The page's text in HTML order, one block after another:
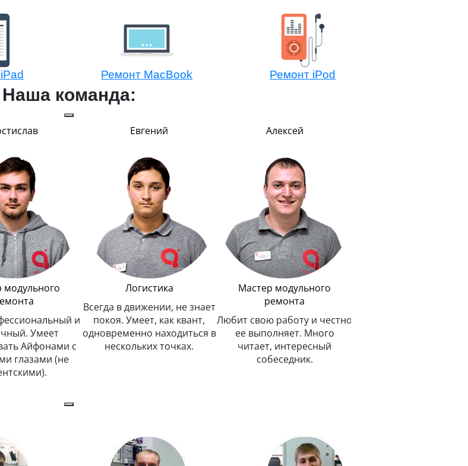
Ремонт MacBook Ремонт iPod
Наша команда:
модульного
и
Умеет
Айфонами с
глазами (не
Евгений
Логистика
Всегда в движении, не знает
покоя. Умеет, как квант,
одновременно находиться в
нескольких точках.
Алексей
Мастер модульного
ремонта
Любит свою работу и честно
ее выполняет. Много
читает, интересный
собеседник.